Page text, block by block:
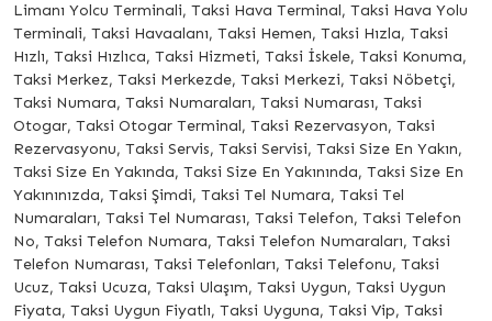
Limanı Yolcu Terminali, Taksi Hava Terminal, Taksi Hava Yolu
Terminali, Taksi Havaalanı, Taksi Hemen, Taksi Hızla, Taksi
Hızlı, Taksi Hızlıca, Taksi Hizmeti, Taksi İskele, Taksi Konuma,
Taksi Merkez, Taksi Merkezde, Taksi Merkezi, Taksi Nöbetçi,
Taksi Numara, Taksi Numaraları, Taksi Numarası, Taksi
Otogar, Taksi Otogar Terminal, Taksi Rezervasyon, Taksi
Rezervasyonu, Taksi Servis, Taksi Servisi, Taksi Size En Yakın,
Taksi Size En Yakında, Taksi Size En Yakınında, Taksi Size En
Yakınınızda, Taksi Şimdi, Taksi Tel Numara, Taksi Tel
Numaraları, Taksi Tel Numarası, Taksi Telefon, Taksi Telefon
No, Taksi Telefon Numara, Taksi Telefon Numaraları, Taksi
Telefon Numarası, Taksi Telefonları, Taksi Telefonu, Taksi
Ucuz, Taksi Ucuza, Taksi Ulaşım, Taksi Uygun, Taksi Uygun
Fiyata, Taksi Uygun Fiyatlı, Taksi Uyguna, Taksi Vip, Taksi